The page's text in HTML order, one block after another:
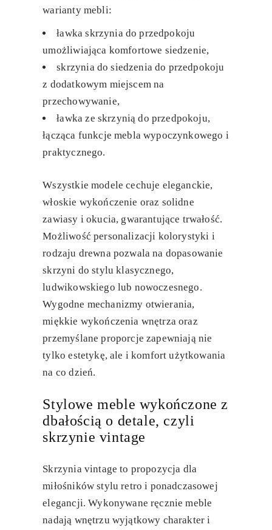
warianty mebli:
ławka skrzynia do przedpokoju
umożliwiająca komfortowe siedzenie,
skrzynia do siedzenia do przedpokoju
z dodatkowym miejscem na
przechowywanie,
ławka ze skrzynią do przedpokoju,
łącząca funkcje mebla wypoczynkowego i
praktycznego.
Wszystkie modele cechuje eleganckie,
włoskie wykończenie oraz solidne
zawiasy i okucia, gwarantujące trwałość.
Możliwość personalizacji kolorystyki i
rodzaju drewna pozwala na dopasowanie
skrzyni do stylu klasycznego,
ludwikowskiego lub nowoczesnego.
Wygodne mechanizmy otwierania,
miękkie wykończenia wnętrza oraz
przemyślane proporcje zapewniają nie
tylko estetykę, ale i komfort użytkowania
na co dzień.
Stylowe meble wykończone z
dbałością o detale, czyli
skrzynie vintage
Skrzynia vintage to propozycja dla
miłośników stylu retro i ponadczasowej
elegancji. Wykonywane ręcznie meble
nadają wnętrzu wyjątkowy charakter i